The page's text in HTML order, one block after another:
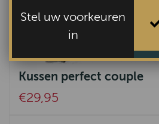
Kussen perfect couple
€29,95
Stel uw voorkeuren
in